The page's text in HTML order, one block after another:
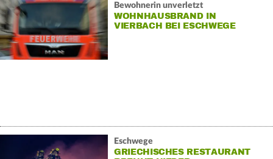
Bewohnerin unverletzt
WOHNHAUSBRAND IN
VIERBACH BEI ESCHWEGE
Eschwege
GRIECHISCHES RESTAURANT